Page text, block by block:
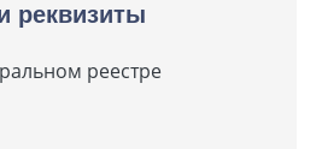
реквизиты
реестре